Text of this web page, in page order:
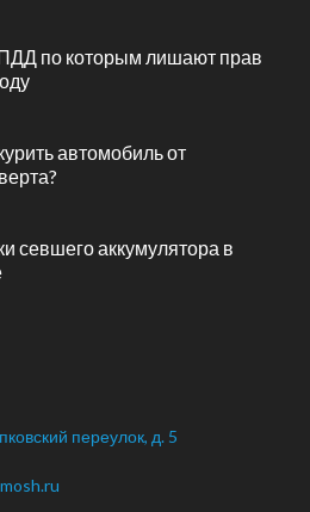
по которым лишают прав
автомобиль от
севшего аккумулятора в
переулок, д. 5